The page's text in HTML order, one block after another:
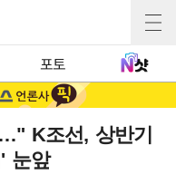
포토
K조선, 상반기
눈앞